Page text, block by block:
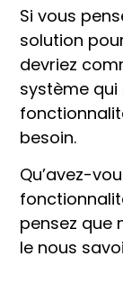
Si vous
solution
devriez
système
besoin.
Qu’avez-
pensez que
le nous